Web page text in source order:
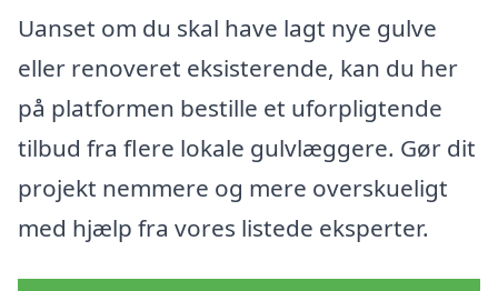
Uanset om du skal have lagt nye gulve
eller renoveret eksisterende, kan du her
på platformen bestille et uforpligtende
tilbud fra flere lokale gulvlæggere. Gør dit
projekt nemmere og mere overskueligt
med hjælp fra vores listede eksperter.